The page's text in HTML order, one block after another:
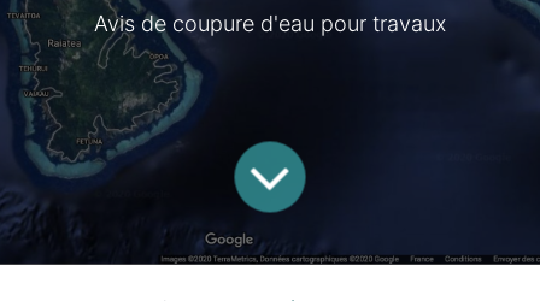
Avis de coupure d'eau pour travaux